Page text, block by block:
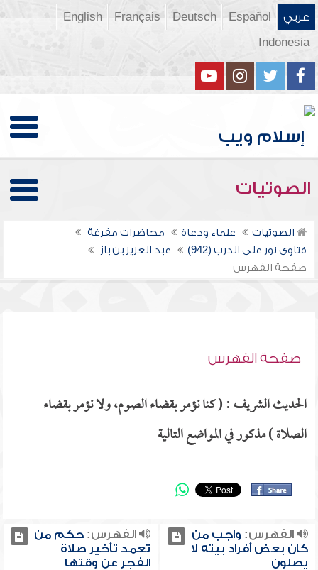
عربي Español
Deutsch
Français
English
Indonesia
الصوتيات
الصوتيات علماء ودعاة
محاضرات مفرغة
فتاوى نور على الدرب (942)
عبد العزيز بن باز
صفحة الفهرس
صفحة الفهرس
الحديث الشريف : ( كنا نؤمر بقضاء الصوم، ولا نؤمر بقضاء
الصلاة ) مذكور في المواضع التالية
الفهرس: واجب من
كان بعض أفراد بيته لا
يصلون
الفهرس:حكم من
تعمد تأخير صلاة
الفجر عن وقتها